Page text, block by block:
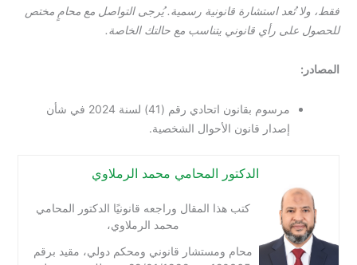
فقط، ولا تُعد استشارة قانونية رسمية. يُرجى التواصل مع محامٍ مختص
للحصول على رأي قانوني يتناسب مع حالتك الخاصة.
المصادر:
مرسوم بقانون اتحادي رقم (41) لسنة 2024 في شأن
إصدار قانون الأحوال الشخصية.
الدكتور المحامي محمد الرملاوي
كتب هذا المقال وراجعه قانونيًا الدكتور المحامي
محمد الرملاوي،
محام ومستشار قانوني ومحكم دولي، مقيد برقم